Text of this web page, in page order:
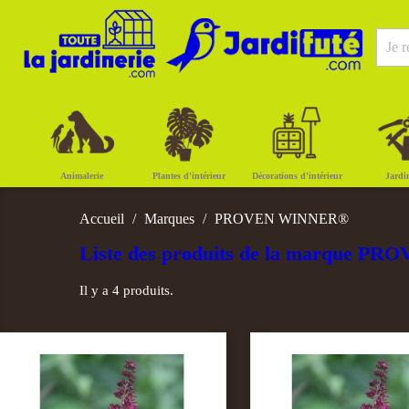
Animalerie Plantes d'intérieur Décorations d'intérieur
Accueil Marques PROVEN WINNER®
Liste des produits de la marque
Il y a 4 produits.